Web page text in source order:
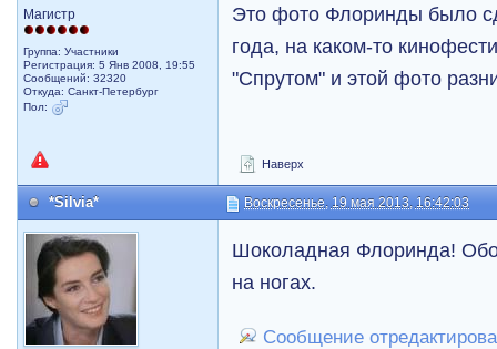
Магистр
Группа: Участники
Регистрация: 5 Янв 2008, 19:55
Сообщений: 32320
Откуда: Санкт-Петербург
Пол:
Это фото Флоринды было
года, на каком-то
"Спрутом" и этой фото
Наверх
*Silvia* Воскресенье, 19 мая 2013, 16:42:03
Шоколадная Флоринда!
на ногах.
Сообщение